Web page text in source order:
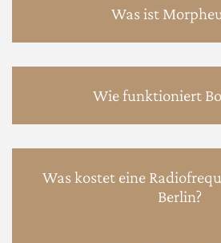
Was ist
Wie funktioniert
Was kostet eine
Berlin?